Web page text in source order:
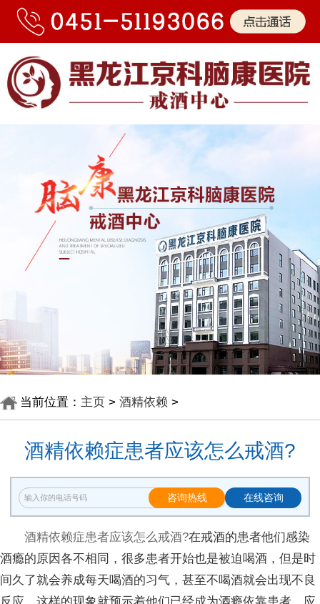
当前位置： 主页> 酒精依赖 >
酒精依赖症患者应该怎么戒酒?
咨询热线 在线咨询
酒精依赖症患者应该怎么戒酒?在戒酒的患者他们感染
酒瘾的原因各不相同，很多患者开始也是被迫喝酒，但是时
间久了就会养成每天喝酒的习气，甚至不喝酒就会出现不良